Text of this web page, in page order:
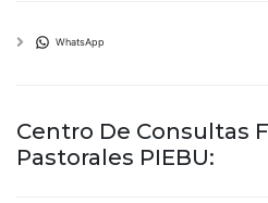
WhatsApp
Centro De Consultas
Pastorales PIEBU: